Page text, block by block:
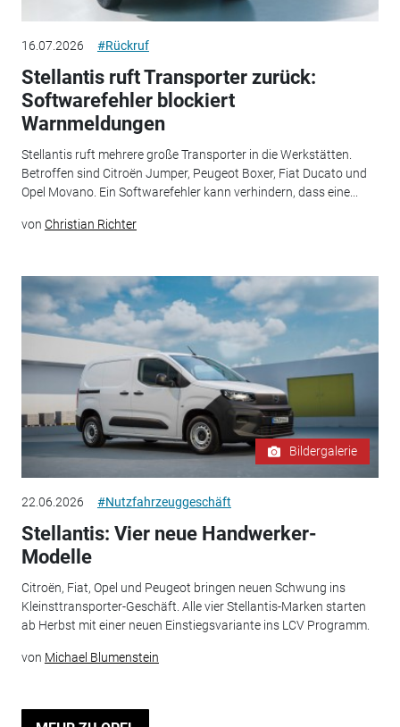
16.07.2026 #Rückruf
Stellantis ruft Transporter zurück:
Softwarefehler blockiert
Warnmeldungen
Stellantis ruft mehrere große Transporter in die Werkstätten.
Betroffen sind Citroën Jumper, Peugeot Boxer, Fiat Ducato und
Opel Movano. Ein Softwarefehler kann verhindern, dass eine...
von Christian Richter
Bildergalerie
22.06.2026 #Nutzfahrzeuggeschäft
Stellantis: Vier neue Handwerker-
Modelle
Citroën, Fiat, Opel und Peugeot bringen neuen Schwung ins
Kleinsttransporter-Geschäft. Alle vier Stellantis-Marken starten
ab Herbst mit einer neuen Einstiegsvariante ins LCV Programm.
von Michael Blumenstein